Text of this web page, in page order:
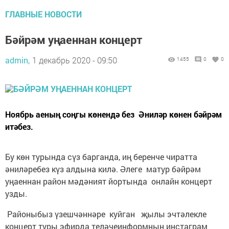
ГЛАВНЫЕ НОВОСТИ
Бәйрәм уңаеннан концерт
admin, 1 декабрь 2020 - 09:50 1455 0 0
Ноябрь аеның соңгы көнендә без Әниләр көнен бәйрәм
итәбез.
Бу көн турында сүз барганда, иң беренче чиратта
әниләребез күз алдына килә. Әлеге матур бәйрәм
уңаеннан район мәдәният йортында онлайн концерт
узды.
Районыбыз үзешчәннәре куйган җылы эчтәлекле
концерт туры эфирда теләчеинформның инстаграм